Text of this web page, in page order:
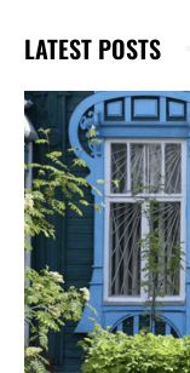
LATEST POSTS